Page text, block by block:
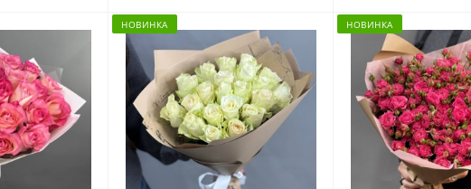
НОВИНКА НОВИНКА